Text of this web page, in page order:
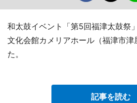
和太鼓イベント「第5回福津太鼓祭
文化会館カメリアホール（福津市津
た。
記事を読む